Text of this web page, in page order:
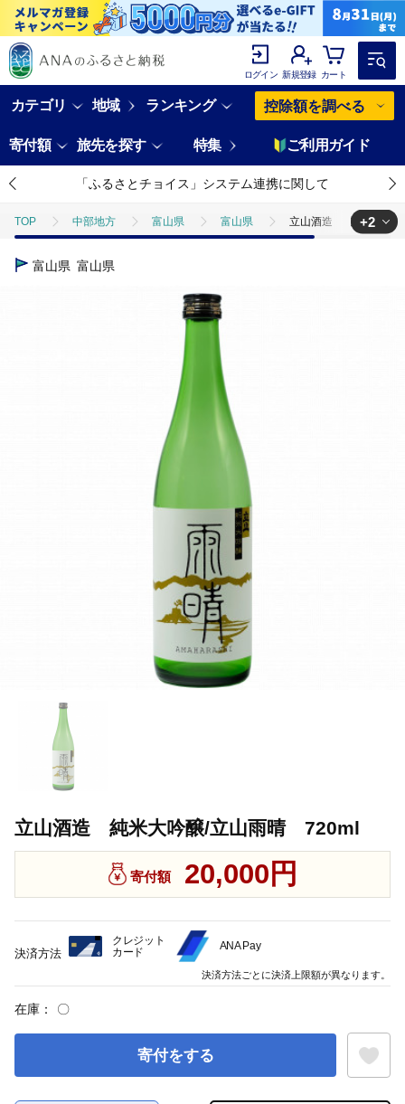
ログイン 新規登録 カート
カテゴリ 地域 ランキング 控除額を調べる
寄付額 旅先を探す 特集 ご利用ガイド
「ふるさとチョイス」システム連携に関して
TOP 中部地方 富山県 富山県 立山酒造 純米大吟醸
TOP
立山酒造 純米大吟醸/立山雨晴 720ml
+2
富山県 富山県
立山酒造 純米大吟醸/立山雨晴 720ml
寄付額 20,000円
在庫： 〇
寄付をする
決済方法
クレジット
カード
ANA Pay
決済方法ごとに決済上限額が異なります。